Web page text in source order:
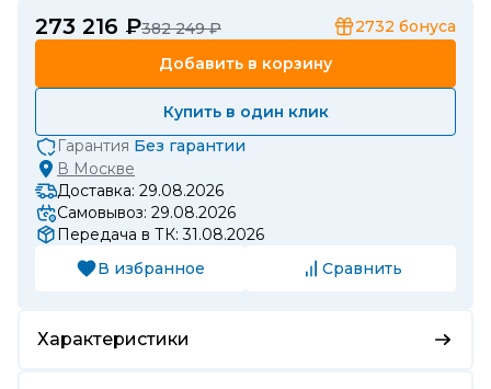
273 216 ₽382 249 ₽ 2732 бонуса
Добавить в корзину
Купить в один клик
Гарантия Без гарантии
В Москве
Доставка: 29.08.2026
Самовывоз: 29.08.2026
Передача в ТК: 31.08.2026
В избранное
Сравнить
Характеристики